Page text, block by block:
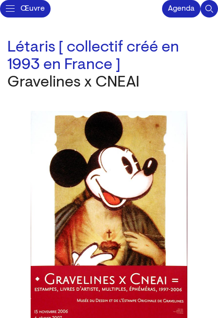
Œuvre Agenda
Létaris [ collectif créé en
1993 en France ]
​Gravelines x CNEAI